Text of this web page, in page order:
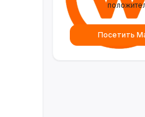
Посетить